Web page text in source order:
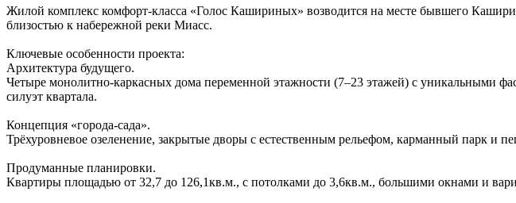
Жилой комплекс комфорт‑класса «Голос Кашириных» возводится на месте бывшего
близостью к набережной реки Миасс.
Ключевые особенности проекта:
Архитектура будущего.
Четыре монолитно‑каркасных дома переменной этажности (7–23 этажей) с уникальными
силуэт квартала.
Концепция «города‑сада».
Трёхуровневое озеленение, закрытые дворы с естественным рельефом, карманный парк и
Продуманные планировки.
Квартиры площадью от 32,7 до 126,1кв.м., с потолками до 3,6кв.м., большими окнами и